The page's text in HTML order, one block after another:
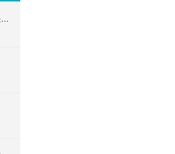
三叶式潜水推流器带来的好处是什么？